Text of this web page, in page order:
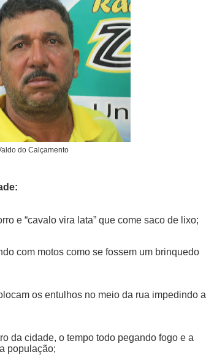
do Calçamento
e “cavalo vira lata” que come saco de lixo;
com motos como se fossem um brinquedo
os entulhos no meio da rua impedindo a
da cidade, o tempo todo pegando fogo e a
população;